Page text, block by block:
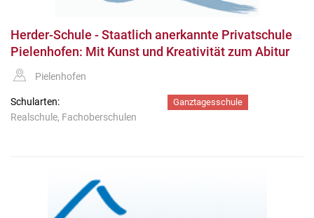
Herder-Schule - Staatlich anerkannte Privatschule
Pielenhofen: Mit Kunst und Kreativität zum Abitur
Pielenhofen
Schularten:
Realschule, Fachoberschulen
Ganztagesschule